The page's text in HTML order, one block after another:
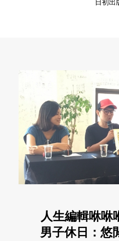
日初出
人生編輯咻咻
男子休日：悠